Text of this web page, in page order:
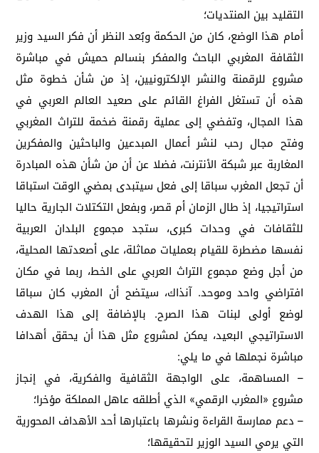
التقليد بين المنتديات؛
أمام هذا الوضع، كان من الحكمة وبُعد النظر أن فكر السيد وزير
الثقافة المغربي الباحث والمفكر بنسالم حميش في مباشرة
مشروع للرقمنة والنشر الإلكترونيين، إذ من شأن خطوة مثل
هذه أن تستغل الفراغ القائم على صعيد العالم العربي في
هذا المجال، وتفضي إلى عملية رقمنة ضخمة للتراث المغربي
وفتح مجال رحب لنشر أعمال المبدعين والباحثين والمفكرين
المغاربة عبر شبكة الأنترنت، فضلا عن أن من شأن هذه المبادرة
أن تجعل المغرب سباقا إلى فعل سيتبدى بمضي الوقت استباقا
استراتيجيا، إذ طال الزمان أم قصر، وبفعل التكتلات الجارية حاليا
للثقافات في وحدات كبرى، ستجد مجموع البلدان العربية
نفسها مضطرة للقيام بعمليات مماثلة، على أصعدتها المحلية،
من أجل وضع مجموع التراث العربي على الخط، ربما في مكان
افتراضي واحد وموحد. آنذاك، سيتضح أن المغرب كان سباقا
لوضع أولى لبنات هذا الصرح. بالإضافة إلى هذا الهدف
الاستراتيجي البعيد، يمكن لمشروع مثل هذا أن يحقق أهدافا
مباشرة نجملها في ما يلي:
– المساهمة، على الواجهة الثقافية والفكرية، في إنجاز
مشروع «المغرب الرقمي» الذي أطلقه عاهل المملكة مؤخرا؛
– دعم ممارسة القراءة ونشرها باعتبارها أحد الأهداف المحورية
التي يرمي السيد الوزير لتحقيقها؛